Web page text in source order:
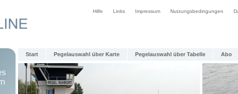
Hilfe Links Impressum Nutzungsbedingungen
Start Pegelauswahl über Karte Pegelauswahl über Tabelle Abo